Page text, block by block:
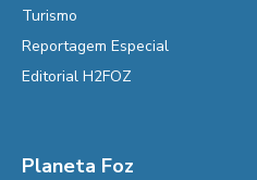
Turismo
Reportagem Especial
Editorial H2FOZ
Planeta Foz